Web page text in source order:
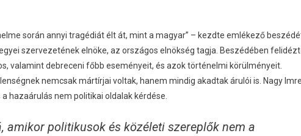
során annyi tragédiát élt át, mint a magyar” – kezdte emlékező
szervezetének elnöke, az országos elnökség tagja. Beszédében
valamint debreceni főbb eseményeit, és azok történelmi körülményeit.
nemcsak mártírjai voltak, hanem mindig akadtak árulói is. Nagy
hazaárulás nem politikai oldalak kérdése.
amikor politikusok és közéleti szereplők nem a